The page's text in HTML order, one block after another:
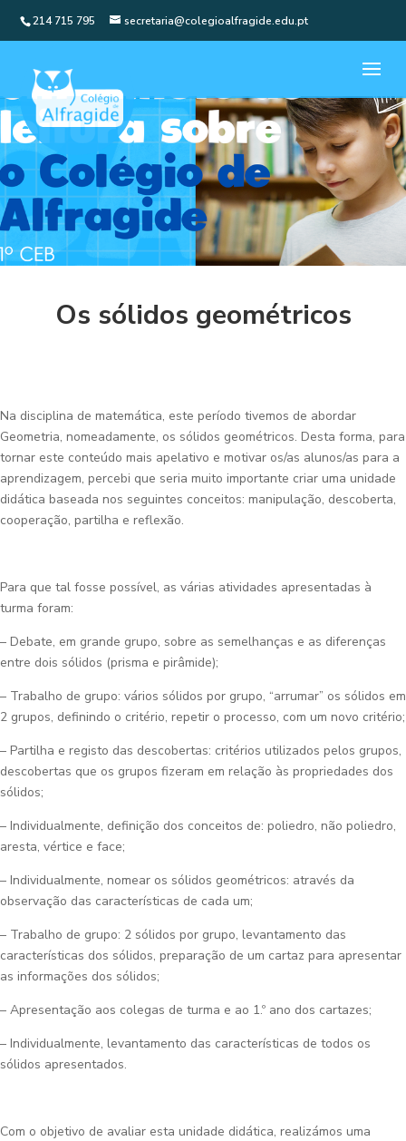
214 715 795 secretaria@colegioalfragide.edu.pt
Os sólidos geométricos
Na disciplina de matemática, este período tivemos de abordar
Geometria, nomeadamente, os sólidos geométricos. Desta forma, para
tornar este conteúdo mais apelativo e motivar os/as alunos/as para a
aprendizagem, percebi que seria muito importante criar uma unidade
didática baseada nos seguintes conceitos: manipulação, descoberta,
cooperação, partilha e reflexão.
Para que tal fosse possível, as várias atividades apresentadas à
turma foram:
– Debate, em grande grupo, sobre as semelhanças e as diferenças
entre dois sólidos (prisma e pirâmide);
– Trabalho de grupo: vários sólidos por grupo, “arrumar” os sólidos em
2 grupos, definindo o critério, repetir o processo, com um novo critério;
– Partilha e registo das descobertas: critérios utilizados pelos grupos,
descobertas que os grupos fizeram em relação às propriedades dos
sólidos;
– Individualmente, definição dos conceitos de: poliedro, não poliedro,
aresta, vértice e face;
– Individualmente, nomear os sólidos geométricos: através da
observação das características de cada um;
– Trabalho de grupo: 2 sólidos por grupo, levantamento das
características dos sólidos, preparação de um cartaz para apresentar
as informações dos sólidos;
– Apresentação aos colegas de turma e ao 1.º ano dos cartazes;
– Individualmente, levantamento das características de todos os
sólidos apresentados.
Com o objetivo de avaliar esta unidade didática, realizámos uma